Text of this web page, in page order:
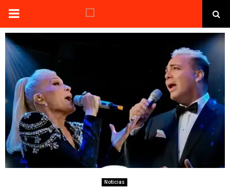
PRIMARY
MENU
Noticias